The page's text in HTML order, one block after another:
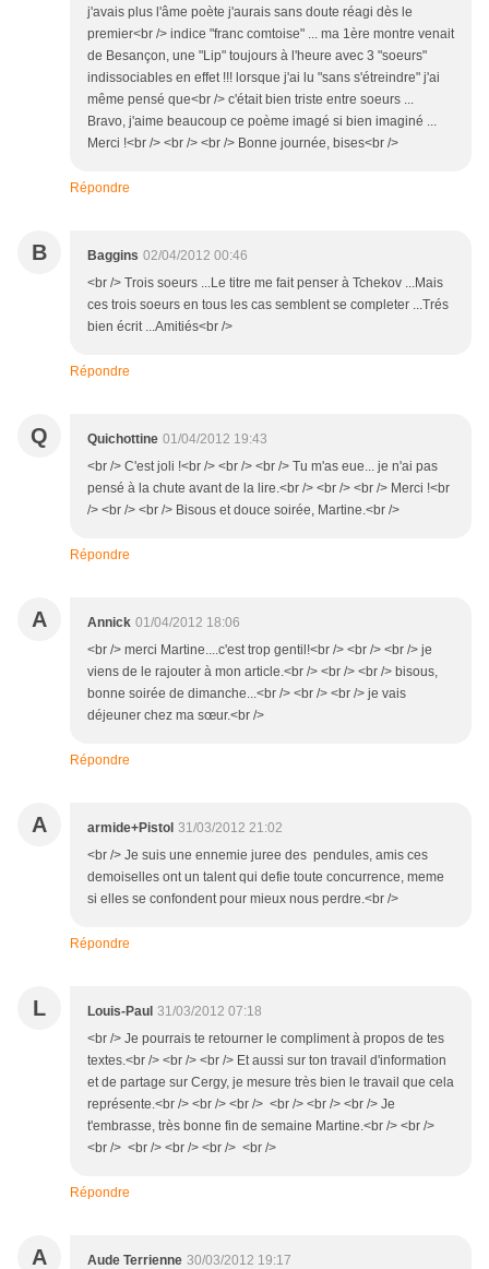
j'avais plus l'âme poète j'aurais sans doute réagi dès le
premier<br /> indice "franc comtoise" ... ma 1ère montre venait
de Besançon, une "Lip" toujours à l'heure avec 3 "soeurs"
indissociables en effet !!! lorsque j'ai lu "sans s'étreindre" j'ai
même pensé que<br /> c'était bien triste entre soeurs ...
Bravo, j'aime beaucoup ce poème imagé si bien imaginé ...
Merci !<br /> <br /> <br /> Bonne journée, bises<br />
Répondre
B Baggins 02/04/2012 00:46
<br /> Trois soeurs ...Le titre me fait penser à Tchekov ...Mais
ces trois soeurs en tous les cas semblent se completer ...Trés
bien écrit ...Amitiés<br />
Répondre
Q Quichottine 01/04/2012 19:43
<br /> C'est joli !<br /> <br /> <br /> Tu m'as eue... je n'ai pas
pensé à la chute avant de la lire.<br /> <br /> <br /> Merci !<br
/> <br /> <br /> Bisous et douce soirée, Martine.<br />
Répondre
A Annick 01/04/2012 18:06
<br /> merci Martine....c'est trop gentil!<br /> <br /> <br /> je
viens de le rajouter à mon article.<br /> <br /> <br /> bisous,
bonne soirée de dimanche...<br /> <br /> <br /> je vais
déjeuner chez ma sœur.<br />
Répondre
A armide+Pistol 31/03/2012 21:02
<br /> Je suis une ennemie juree des pendules, amis ces
demoiselles ont un talent qui defie toute concurrence, meme
si elles se confondent pour mieux nous perdre.<br />
Répondre
L Louis-Paul 31/03/2012 07:18
<br /> Je pourrais te retourner le compliment à propos de tes
textes.<br /> <br /> <br /> Et aussi sur ton travail d'information
et de partage sur Cergy, je mesure très bien le travail que cela
représente.<br /> <br /> <br /> <br /> <br /> <br /> Je
t'embrasse, très bonne fin de semaine Martine.<br /> <br />
<br /> <br /> <br /> <br /> <br />
Répondre
A Aude Terrienne 30/03/2012 19:17